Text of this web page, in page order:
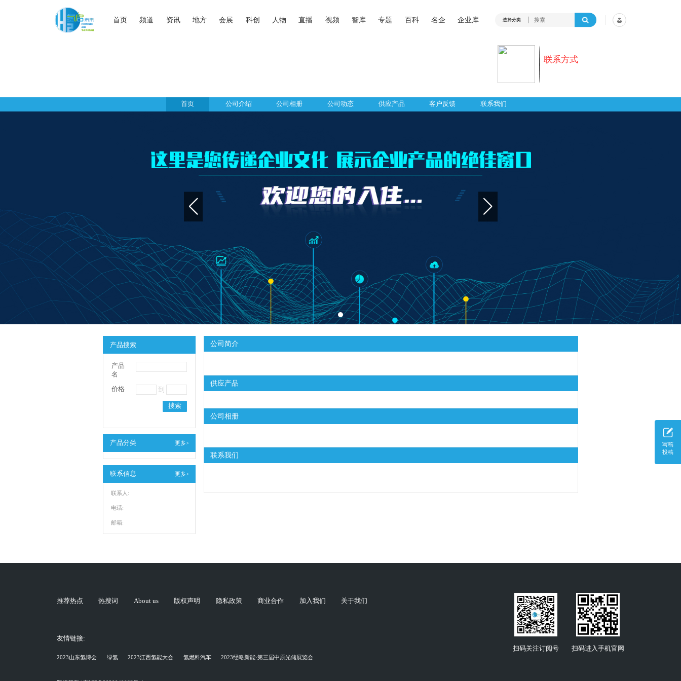
首页 频道 资讯 地方 会展 科创 人物 直播 视频 智库 专题 百科 名企 企业库 选择分类
联系方式
首页 公司介绍 公司相册 公司动态 供应产品 客户反馈 联系我们
产品搜索
产品
名
价格 到
搜索
产品分类 更多>
联系信息 更多>
联系人:
电话:
邮箱:
公司简介
供应产品
公司相册
联系我们
写稿
投稿
推荐热点 热搜词 About us 版权声明 隐私政策 商业合作 加入我们 关于我们
友情链接:
2023山东氢博会 绿氢 2023江西氢能大会 氢燃料汽车 2023经略新能·第三届中原光储展览会
扫码关注订阅号 扫码进入手机官网